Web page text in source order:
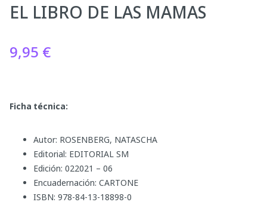
EL LIBRO DE LAS MAMAS
9,95 €
Ficha técnica:
Autor: ROSENBERG, NATASCHA
Editorial: EDITORIAL SM
Edición: 022021 – 06
Encuadernación: CARTONE
ISBN: 978-84-13-18898-0